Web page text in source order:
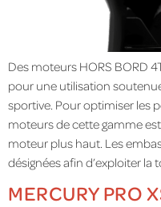
Des moteurs HORS BORD
pour une utilisation
sportive. Pour optimiser les
moteurs de cette gamme
moteur plus haut. Les
désignées afin d’exploiter
MERCURY PRO